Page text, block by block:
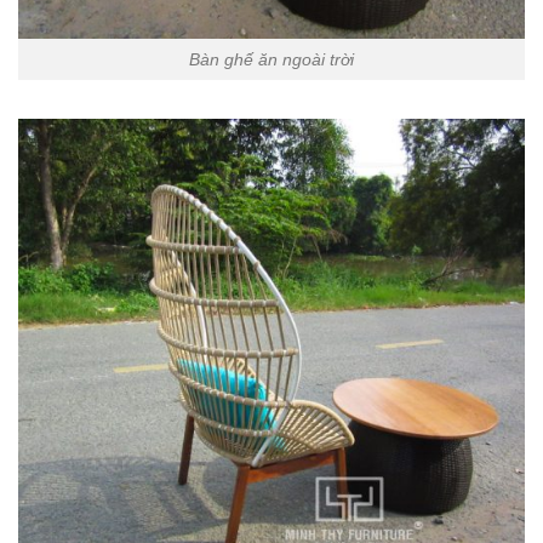
Bàn ghế ăn ngoài trời